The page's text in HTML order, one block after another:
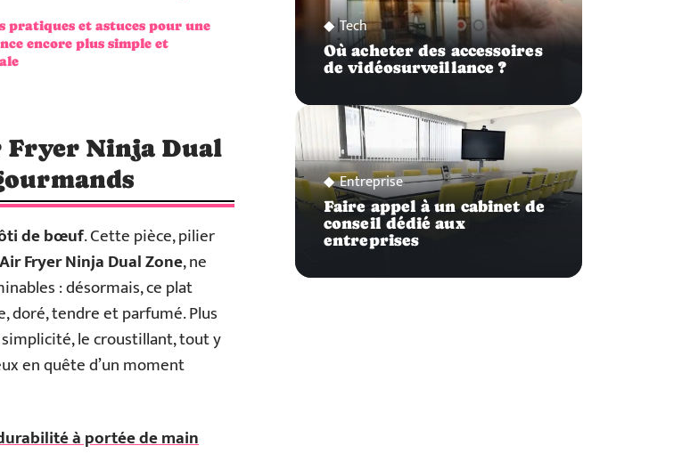
pratiques et astuces pour une
encore plus simple et
Ninja Dual
de bœuf. Cette pièce, pilier
Air Fryer Ninja Dual Zone, ne
: désormais, ce plat
doré, tendre et parfumé. Plus
le croustillant, tout y
en quête d’un moment
à portée de main
Tech
Où acheter des accessoires
de vidéosurveillance ?
Entreprise
Faire appel à un cabinet de
conseil dédié aux
entreprises